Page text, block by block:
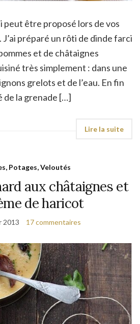
peut être proposé lors de vos
J’ai préparé un rôti de dinde farci
et de châtaignes
très simplement : dans une
grelots et de l’eau. En fin
de la grenade […]
Potages, Veloutés
aux châtaignes et
de haricot
2013 17 commentaires